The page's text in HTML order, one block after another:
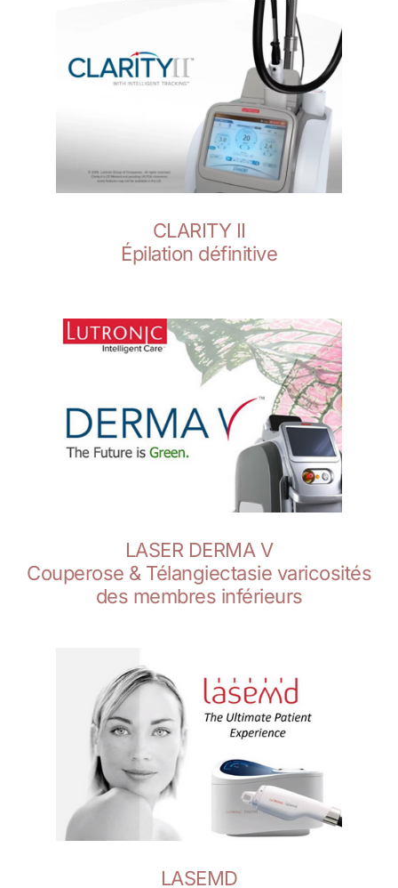
CLARITY II
Épilation définitive
LASER DERMA V
Couperose & Télangiectasie varicosités
des membres inférieurs
LASEMD